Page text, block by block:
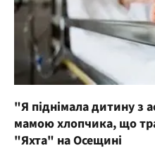
"Я піднімала дитину з
мамою хлопчика, що
"Яхта" на Осещині